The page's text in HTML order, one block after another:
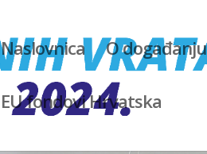
Naslovnica O događanju
EU fondovi Hrvatska